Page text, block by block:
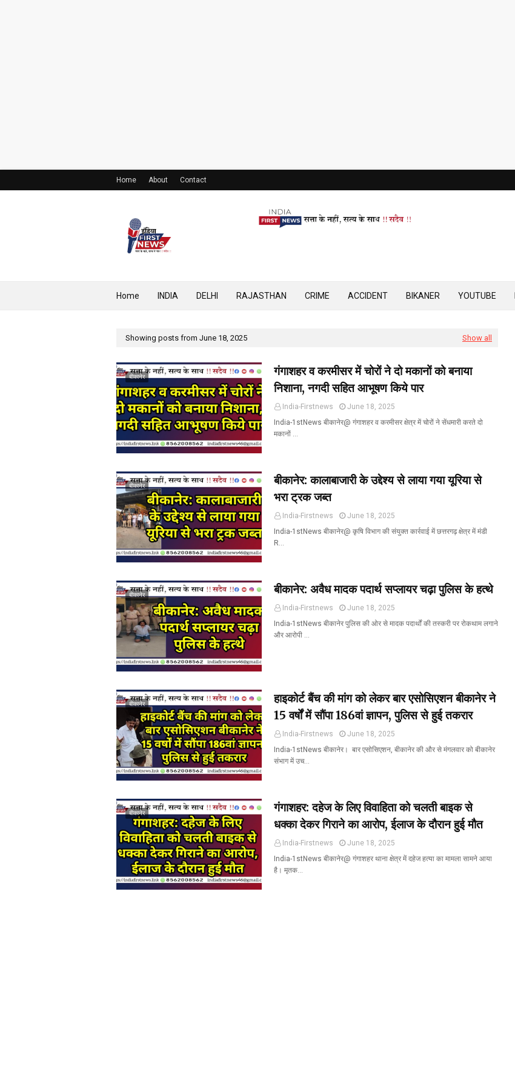
Home About Contact
Home INDIA DELHI RAJASTHAN CRIME ACCIDENT BIKANER YOUTUBE
Showing posts from June 18, 2025 Show all
बीकानेर
गंगाशहर व करमीसर में चोरों ने दो मकानों को बनाया
निशाना, नगदी सहित आभूषण किये पार
India-Firstnews
June 18, 2025
India-1stNews बीकानेर@ गंगाशहर व करमीसर क्षेत्र में चोरों ने सेंधमारी करते दो
मकानों …
बीकानेर
बीकानेर: कालाबाजारी के उद्देश्य से लाया गया यूरिया से
भरा ट्रक जब्त
India-Firstnews
June 18, 2025
India-1stNews बीकानेर@ कृषि विभाग की संयुक्त कार्रवाई में छत्तरगढ़ क्षेत्र में मंडी
R…
बीकानेर बीकानेर: अवैध मादक पदार्थ सप्लायर चढ़ा पुलिस के हत्थे
India-Firstnews
June 18, 2025
India-1stNews बीकानेर पुलिस की ओर से मादक पदार्थों की तस्करी पर रोकथाम लगाने
और आरोपी …
बीकानेर
हाइकोर्ट बैंच की मांग को लेकर बार एसोसिएशन बीकानेर ने
15 वर्षों में सौंपा 186वां ज्ञापन, पुलिस से हुई तकरार
India-Firstnews
June 18, 2025
India-1stNews बीकानेर। बार एसोसिएशन, बीकानेर की और से मंगलवार को बीकानेर
संभाग में उच…
बीकानेर
गंगाशहर: दहेज के लिए विवाहिता को चलती बाइक से
धक्का देकर गिराने का आरोप, ईलाज के दौरान हुई मौत
India-Firstnews
June 18, 2025
India-1stNews बीकानेर@ गंगाशहर थाना क्षेत्र में दहेज हत्या का मामला सामने आया
है। मृतक…